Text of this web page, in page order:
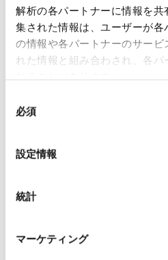
解析の各パートナーに情報を共
集された情報は、ユーザーが
の情報や各パートナーのサービ
れた情報と組み合わされ、各パ
必須
設定情報
統計
マーケティング
Power generation started
Collaborating companies
Solar panel suppliers